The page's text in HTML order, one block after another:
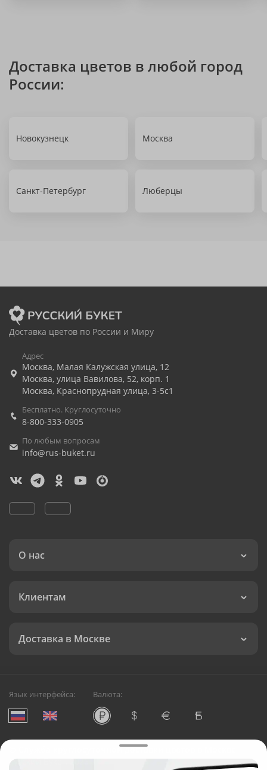
Доставка цветов в любой город
России:
Новокузнецк Москва
Санкт-Петербург Люберцы
Доставка цветов по России и Миру
Адрес
Москва, Малая Калужская улица, 12
Москва, улица Вавилова, 52, корп. 1
Москва, Краснопрудная улица, 3-5с1
Бесплатно. Круглосуточно
8-800-333-0905
По любым вопросам
info@rus-buket.ru
О нас
Клиентам
Доставка в Москве
Язык интерфейса: Валюта:
Служба круглосуточной доставки цветов в Москве
Русский Букет, 2026